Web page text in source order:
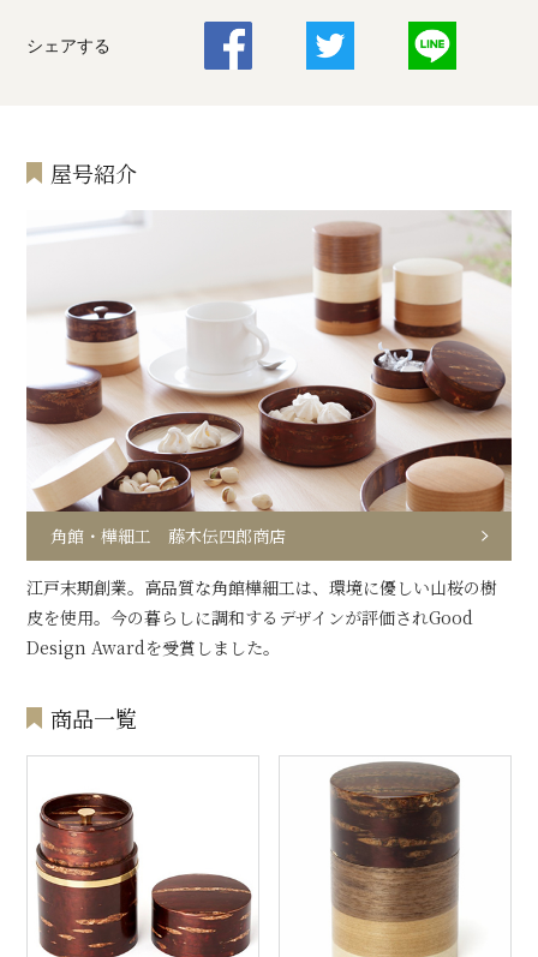
シェアする
屋号紹介
角館・樺細工 藤木伝四郎商店
江戸末期創業。高品質な角館樺細工は、環境に優しい山桜の樹
皮を使用。今の暮らしに調和するデザインが評価されGood
Design Awardを受賞しました。
商品一覧